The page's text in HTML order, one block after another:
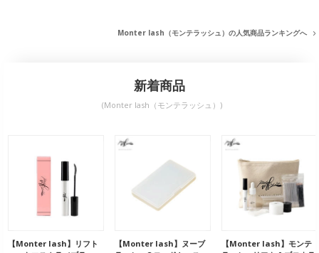
Monter lash（モンテラッシュ）の人気商品ランキングへ
新着商品
(Monter lash（モンテラッシュ）)
【Monter lash】リフト
【Monter lash】ヌーブ
【Monter lash】モンテ